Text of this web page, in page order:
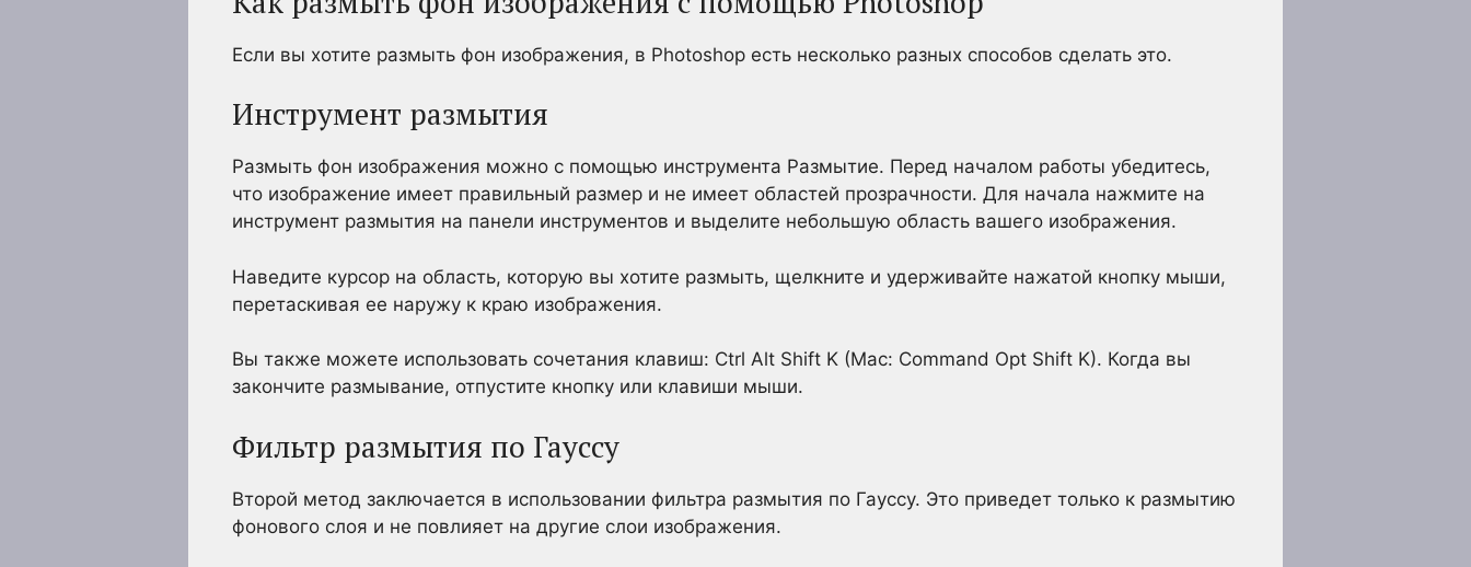
Если вы хотите размыть фон изображения, в Photoshop есть несколько разных способов сделать это.
Инструмент размытия
Размыть фон изображения можно с помощью инструмента Размытие. Перед началом работы убедитесь,
что изображение имеет правильный размер и не имеет областей прозрачности. Для начала нажмите на
инструмент размытия на панели инструментов и выделите небольшую область вашего изображения.
Наведите курсор на область, которую вы хотите размыть, щелкните и удерживайте нажатой кнопку мыши,
перетаскивая ее наружу к краю изображения.
Вы также можете использовать сочетания клавиш: Ctrl Alt Shift K (Mac: Command Opt Shift K). Когда вы
закончите размывание, отпустите кнопку или клавиши мыши.
Фильтр размытия по Гауссу
Второй метод заключается в использовании фильтра размытия по Гауссу. Это приведет только к размытию
фонового слоя и не повлияет на другие слои изображения.